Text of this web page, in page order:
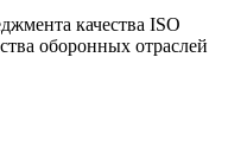
качества ISO
оборонных отраслей